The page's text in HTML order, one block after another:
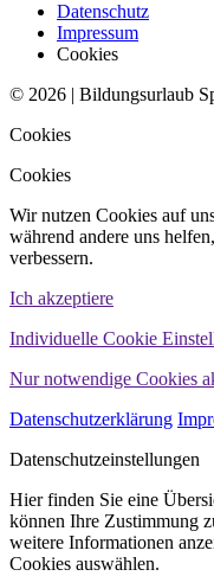
Datenschutz
Impressum
Cookies
© 2026 | Bildungsurlaub
Cookies
Cookies
Wir nutzen Cookies auf
während andere uns
verbessern.
Ich akzeptiere
Individuelle Cookie
Nur notwendige Cookies
Datenschutzerklärung
Datenschutzeinstellungen
Hier finden Sie eine
können Ihre Zustimmung
weitere Informationen
Cookies auswählen.